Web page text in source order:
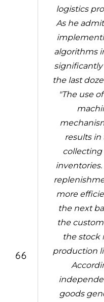
logistics
As he
algorithms
significantly
the last
"The use
results in
more
the next
the
the stock
production
goods